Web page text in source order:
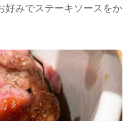
好みでステーキソースをか